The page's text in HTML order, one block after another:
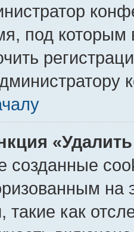
под которым
созданные
такие как